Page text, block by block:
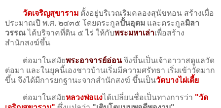
วัดเจริญสุขาราม ตั้งอยู่บริเวณริมคลองสุนัขหอน สร้างเมื่อ
ประมาณปี พ.ศ. ๒๔๓๕ โดยตระกูลปั้นอุดม และตระกูลมิลา
วรรณได้บริจาคที่ดิน ๕ ไร่ ให้กับพระมหาเล่าเพื่อสร้าง
สำนักสงฆ์ขึ้น
ต่อมาในสมัยพระอาจารย์อ่อน จึงขึ้นเป็นเจ้าอาวาสดูแลวัด
ต่อมา และในยุคนี้เองชาวบ้านเริ่มมีความศรัทธา เริ่มเข้าวัดมาก
ขึ้น จึงได้มีการยกฐานะจากสำนักสงฆ์ ขึ้นเป็นวัดบางไผ่เตี้ย
ต่อมาในสมัยหลวงพ่อแงได้เปลี่ยนชื่อเป็นทางการว่า "วัด